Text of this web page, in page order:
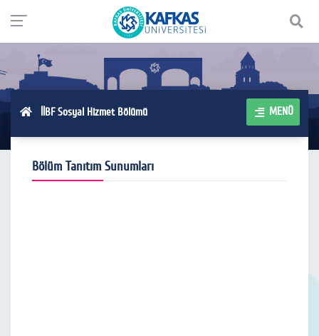
İİBF Sosyal Hizmet Bölümü MENÜ
Bölüm Tanıtım Sunumları